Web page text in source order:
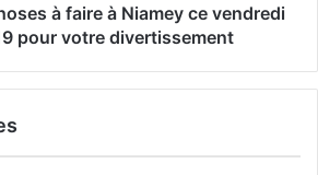
à faire à Niamey ce vendredi
pour votre divertissement